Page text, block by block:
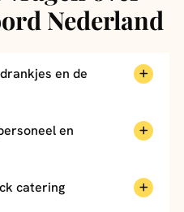
Nederland
en de
en
catering